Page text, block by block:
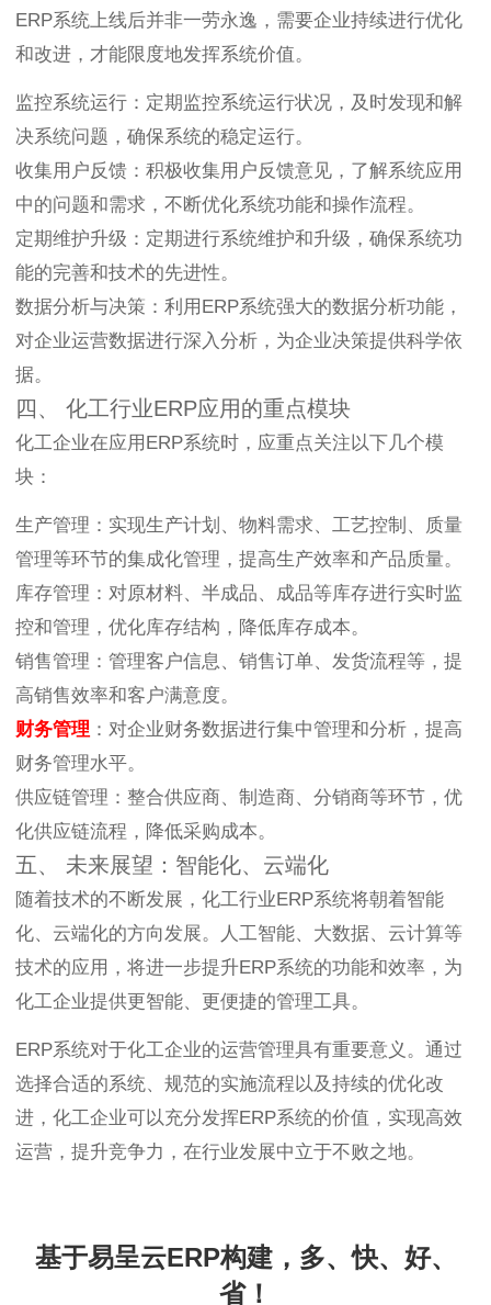
ERP系统上线后并非一劳永逸，需要企业持续进行优化
和改进，才能限度地发挥系统价值。
监控系统运行：定期监控系统运行状况，及时发现和解
决系统问题，确保系统的稳定运行。
收集用户反馈：积极收集用户反馈意见，了解系统应用
中的问题和需求，不断优化系统功能和操作流程。
定期维护升级：定期进行系统维护和升级，确保系统功
能的完善和技术的先进性。
数据分析与决策：利用ERP系统强大的数据分析功能，
对企业运营数据进行深入分析，为企业决策提供科学依
据。
四、 化工行业ERP应用的重点模块
化工企业在应用ERP系统时，应重点关注以下几个模
块：
生产管理：实现生产计划、物料需求、工艺控制、质量
管理等环节的集成化管理，提高生产效率和产品质量。
库存管理：对原材料、半成品、成品等库存进行实时监
控和管理，优化库存结构，降低库存成本。
销售管理：管理客户信息、销售订单、发货流程等，提
高销售效率和客户满意度。
财务管理 ：对企业财务数据进行集中管理和分析，提高
财务管理水平。
供应链管理：整合供应商、制造商、分销商等环节，优
化供应链流程，降低采购成本。
五、 未来展望：智能化、云端化
随着技术的不断发展，化工行业ERP系统将朝着智能
化、云端化的方向发展。人工智能、大数据、云计算等
技术的应用，将进一步提升ERP系统的功能和效率，为
化工企业提供更智能、更便捷的管理工具。
ERP系统对于化工企业的运营管理具有重要意义。通过
选择合适的系统、规范的实施流程以及持续的优化改
进，化工企业可以充分发挥ERP系统的价值，实现高效
运营，提升竞争力，在行业发展中立于不败之地。
基于易呈云ERP构建，多、快、好、
省！